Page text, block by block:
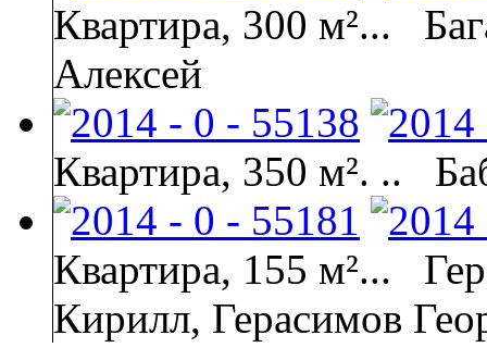
Квартира, 300 м²...
Алексей
Квартира, 350 м². ..
Квартира, 155 м²...
Кирилл, Герасимов